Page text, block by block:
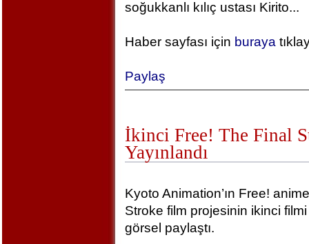
soğukkanlı kılıç ustası Kirito...
Haber sayfası için buraya
Paylaş
İkinci Free! The Final
Yayınlandı
Kyoto Animation’ın Free!
Stroke film projesinin ikinci
görsel paylaştı.